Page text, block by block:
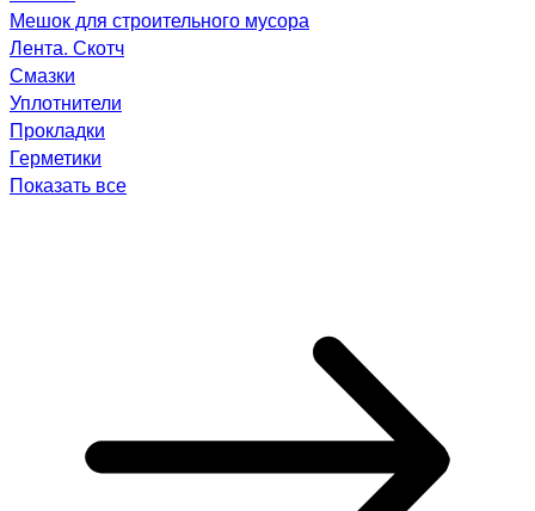
Мешок для строительного мусора
Лента. Скотч
Смазки
Уплотнители
Прокладки
Герметики
Показать все